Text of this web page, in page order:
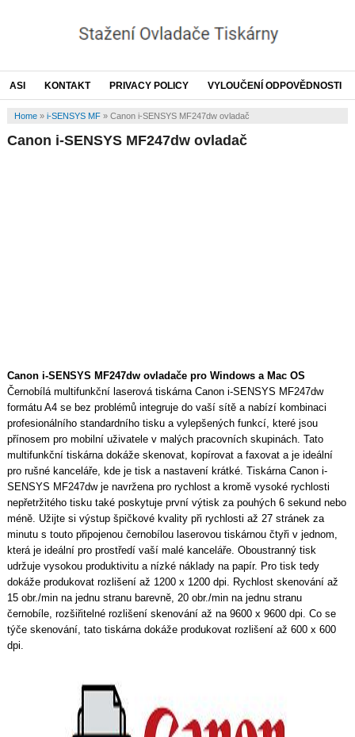
ASI KONTAKT PRIVACY POLICY VYLOUČENÍ ODPOVĚDNOSTI
Home» i-SENSYS MF» Canon i-SENSYS MF247dw ovladač
Canon i-SENSYS MF247dw ovladač
Canon i-SENSYS MF247dw ovladače pro Windows a Mac OS
Černobílá multifunkční laserová tiskárna Canon i-SENSYS MF247dw
formátu A4 se bez problémů integruje do vaší sítě a nabízí kombinaci
profesionálního standardního tisku a vylepšených funkcí, které jsou
přínosem pro mobilní uživatele v malých pracovních skupinách. Tato
multifunkční tiskárna dokáže skenovat, kopírovat a faxovat a je ideální
pro rušné kanceláře, kde je tisk a nastavení krátké. Tiskárna Canon i-
SENSYS MF247dw je navržena pro rychlost a kromě vysoké rychlosti
nepřetržitého tisku také poskytuje první výtisk za pouhých 6 sekund nebo
méně. Užijte si výstup špičkové kvality při rychlosti až 27 stránek za
minutu s touto připojenou černobílou laserovou tiskárnou čtyři v jednom,
která je ideální pro prostředí vaší malé kanceláře. Oboustranný tisk
udržuje vysokou produktivitu a nízké náklady na papír. Pro tisk tedy
dokáže produkovat rozlišení až 1200 x 1200 dpi. Rychlost skenování až
15 obr./min na jednu stranu barevně, 20 obr./min na jednu stranu
černobíle, rozšiřitelné rozlišení skenování až na 9600 x 9600 dpi. Co se
týče skenování, tato tiskárna dokáže produkovat rozlišení až 600 x 600
dpi.